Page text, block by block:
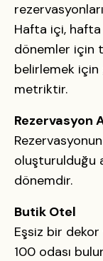
Hafta içi,
dönemler için
belirlemek için
metriktir.
Rezervasyon
oluşturulduğu
dönemdir.
Butik Otel
Eşsiz bir
100 odası